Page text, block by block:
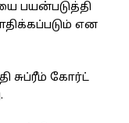
பயன்படுத்தி
என
சுப்ரீம் கோர்ட்